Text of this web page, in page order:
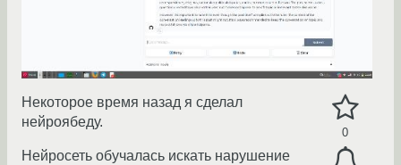
0
Некоторое время назад я сделал
нейроябеду.
Нейросеть обучалась искать нарушение